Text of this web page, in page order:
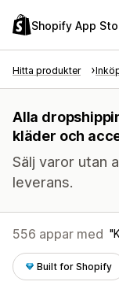
Shopify App
Hitta produkter
Alla
kläder och
Sälj varor utan
leverans.
556 appar med
Built for Shopify